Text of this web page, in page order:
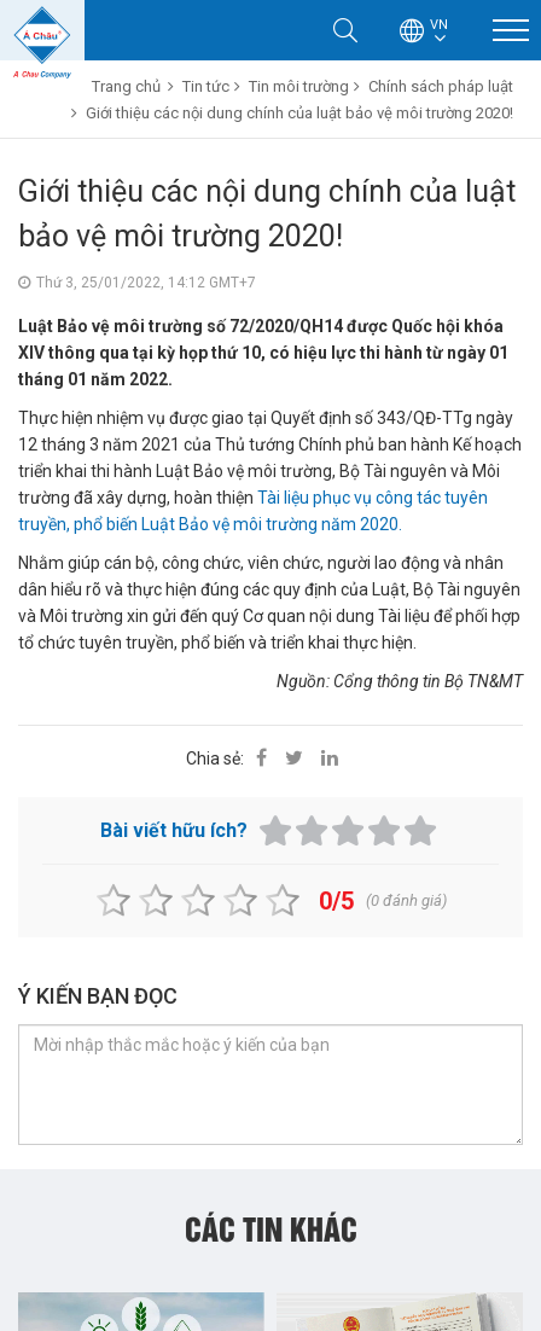
VN
Trang chủ Tin tức Tin môi trường
Chính sách pháp luật
Giới thiệu các nội dung chính của luật bảo vệ môi trường 2020!
Giới thiệu các nội dung chính của luật
bảo vệ môi trường 2020!
Thứ 3, 25/01/2022, 14:12 GMT+7
Luật Bảo vệ môi trường số 72/2020/QH14 được Quốc hội khóa
XIV thông qua tại kỳ họp thứ 10, có hiệu lực thi hành từ ngày 01
tháng 01 năm 2022.
Thực hiện nhiệm vụ được giao tại Quyết định số 343/QĐ-TTg ngày
12 tháng 3 năm 2021 của Thủ tướng Chính phủ ban hành Kế hoạch
triển khai thi hành Luật Bảo vệ môi trường, Bộ Tài nguyên và Môi
trường đã xây dựng, hoàn thiện Tài liệu phục vụ công tác tuyên
truyền, phổ biến Luật Bảo vệ môi trường năm 2020.
Nhằm giúp cán bộ, công chức, viên chức, người lao động và nhân
dân hiểu rõ và thực hiện đúng các quy định của Luật, Bộ Tài nguyên
và Môi trường xin gửi đến quý Cơ quan nội dung Tài liệu để phối hợp
tổ chức tuyên truyền, phổ biến và triển khai thực hiện.
Nguồn: Cổng thông tin Bộ TN&MT
Chia sẻ:
Bài viết hữu ích?
0/5 (0đánh giá)
Ý KIẾN BẠN ĐỌC
CÁC TIN KHÁC